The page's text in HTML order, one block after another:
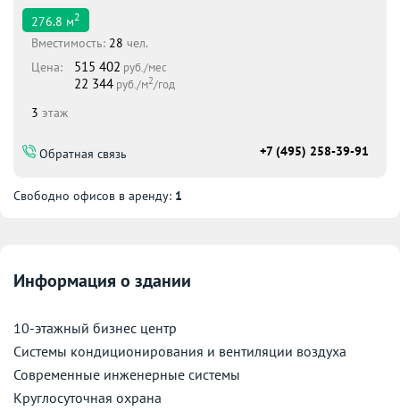
276.8 м2
Вместимоcть: 28 чел.
Цена:
515 402 руб./мес
22 344 руб./м2/год
3 этаж
Обратная связь +7 (495) 258-39-91
Свободно офисов в аренду: 1
Информация о здании
10-этажный бизнес центр
Системы кондиционирования и вентиляции воздуха
Современные инженерные системы
Круглосуточная охрана